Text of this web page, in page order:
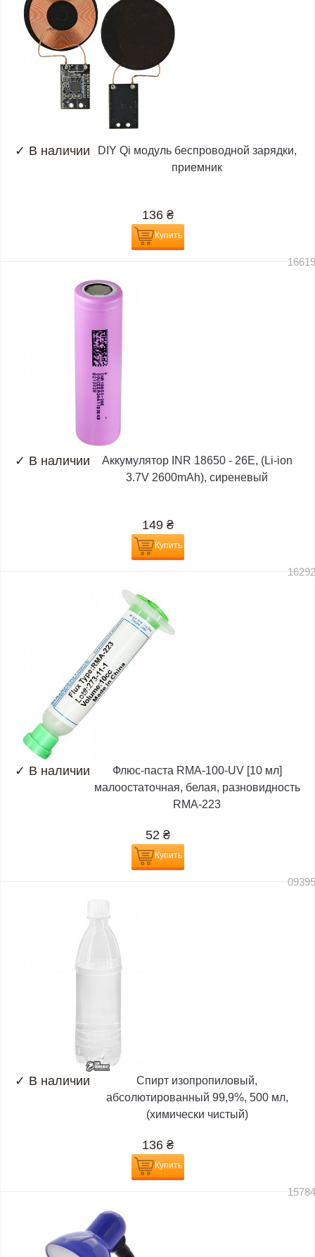
✓ В наличии
DIY Qi модуль беспроводной зарядки,
приемник
136 ₴
Купить
✓ В наличии
Аккумулятор INR 18650 - 26E, (Li-ion
3.7V 2600mAh), сиреневый
149 ₴
Купить
✓ В наличии
Флюс-паста RMA-100-UV [10 мл]
малоостаточная, белая, разновидность
RMA-223
52 ₴
Купить
✓ В наличии
Спирт изопропиловый,
абсолютированный 99,9%, 500 мл,
(химически чистый)
136 ₴
Купить